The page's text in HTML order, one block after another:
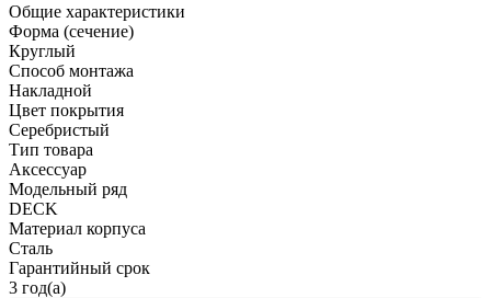
Общие характеристики
Форма (сечение)
Круглый
Способ монтажа
Накладной
Цвет покрытия
Серебристый
Тип товара
Аксессуар
Модельный ряд
DECK
Материал корпуса
Сталь
Гарантийный срок
3 год(а)